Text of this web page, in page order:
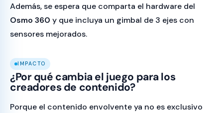
Además, se espera que comparta el hardware del
Osmo 360 y que incluya un gimbal de 3 ejes con
sensores mejorados.
IMPACTO
¿Por qué cambia el juego para los
creadores de contenido?
Porque el contenido envolvente ya no es exclusivo